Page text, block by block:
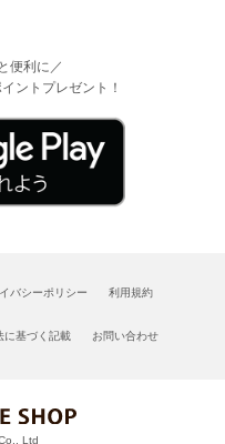
便利に／
ントプレゼント！
バシーポリシー 利用規約
に基づく記載 お問い合わせ
Ltd